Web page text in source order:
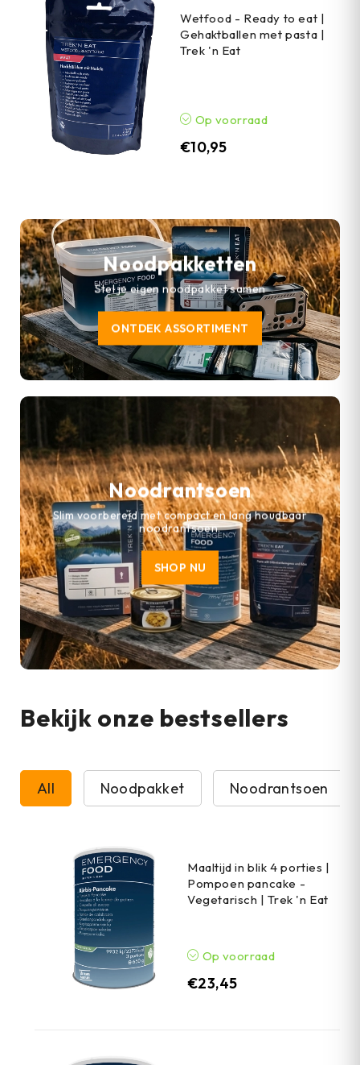
Wetfood - Ready to eat |
Gehaktballen met pasta |
Trek 'n Eat
Op voorraad
€10,95
Noodpakketten
Stel je eigen noodpakket samen
ONTDEK ASSORTIMENT
Noodrantsoen
Slim voorbereid met compact en lang houdbaar
noodrantsoen.
SHOP NU
Bekijk onze bestsellers
All Noodpakket Noodrantsoen
Maaltijd in blik 4 porties |
Pompoen pancake -
Vegetarisch | Trek 'n Eat
Op voorraad
€23,45